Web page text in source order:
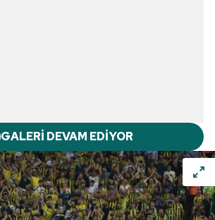
GALERİ DEVAM EDİYOR